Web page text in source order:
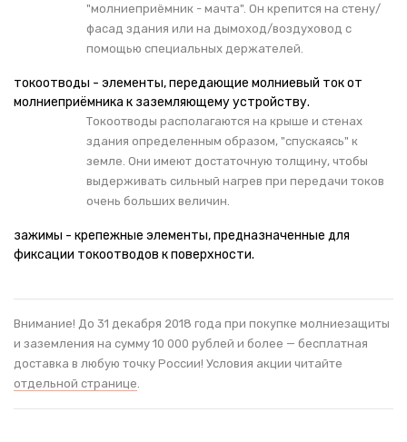
"молниеприёмник - мачта". Он крепится на стену/
фасад здания или на дымоход/воздуховод с
помощью специальных держателей.
токоотводы - элементы, передающие молниевый ток от
молниеприёмника к заземляющему устройству.
Токоотводы располагаются на крыше и стенах
здания определенным образом, "спускаясь" к
земле. Они имеют достаточную толщину, чтобы
выдерживать сильный нагрев при передачи токов
очень больших величин.
зажимы - крепежные элементы, предназначенные для
фиксации токоотводов к поверхности.
Внимание! До 31 декабря 2018 года при покупке молниезащиты
и заземления на сумму 10 000 рублей и более — бесплатная
доставка в любую точку России! Условия акции читайте
отдельной странице.